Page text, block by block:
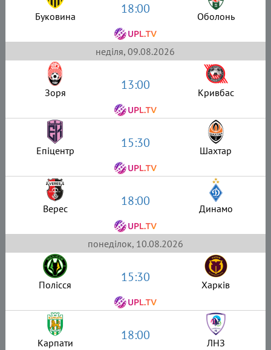
Буковина 18:00 Оболонь
неділя, 09.08.2026
Зоря 13:00 Кривбас
Епіцентр 15:30 Шахтар
Верес 18:00 Динамо
понеділок, 10.08.2026
Полісся 15:30 Харків
Карпати 18:00 ЛНЗ